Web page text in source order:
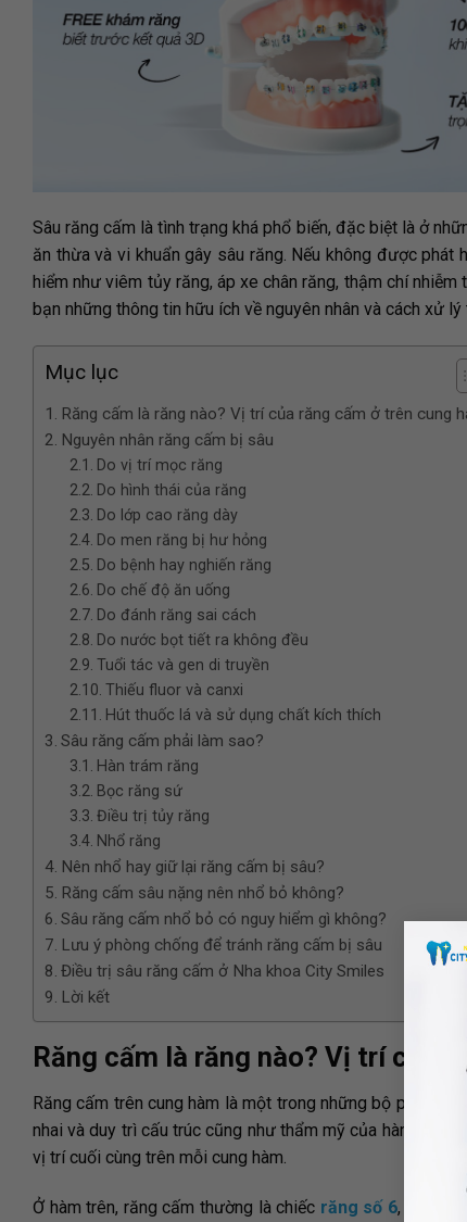
Sâu răng cấm là tình trạng khá phổ biến, đặc biệt là ở
ăn thừa và vi khuẩn gây sâu răng. Nếu không được phát
hiểm như viêm tủy răng, áp xe chân răng, thậm chí
bạn những thông tin hữu ích về nguyên nhân và cách xử lý
Mục lục
Răng cấm là răng nào? Vị trí của răng cấm ở trên cung
Nguyên nhân răng cấm bị sâu
Do vị trí mọc răng
Do hình thái của răng
Do lớp cao răng dày
Do men răng bị hư hỏng
Do bệnh hay nghiến răng
Do chế độ ăn uống
Do đánh răng sai cách
Do nước bọt tiết ra không đều
Tuổi tác và gen di truyền
Thiếu fluor và canxi
Hút thuốc lá và sử dụng chất kích thích
Sâu răng cấm phải làm sao?
Hàn trám răng
Bọc răng sứ
Điều trị tủy răng
Nhổ răng
Nên nhổ hay giữ lại răng cấm bị sâu?
Răng cấm sâu nặng nên nhổ bỏ không?
Sâu răng cấm nhổ bỏ có nguy hiểm gì không?
Lưu ý phòng chống để tránh răng cấm bị sâu
Điều trị sâu răng cấm ở Nha khoa City Smiles
Lời kết
Răng cấm là răng nào? Vị trí của
Răng cấm trên cung hàm là một trong những bộ phận
nhai và duy trì cấu trúc cũng như thẩm mỹ của hàm
vị trí cuối cùng trên mỗi cung hàm.
Ở hàm trên, răng cấm thường là chiếc răng số 6, 7 hoặc